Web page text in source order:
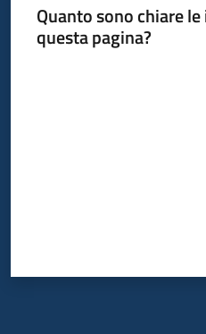
locali
Quanto sono chiare
questa pagina?